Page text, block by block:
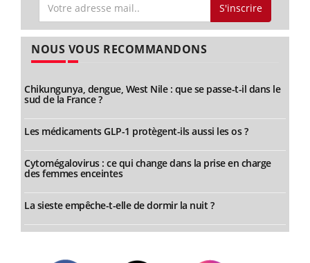
S'inscrire
NOUS VOUS RECOMMANDONS
Chikungunya, dengue, West Nile : que se passe-t-il dans le
sud de la France ?
Les médicaments GLP-1 protègent-ils aussi les os ?
Cytomégalovirus : ce qui change dans la prise en charge
des femmes enceintes
La sieste empêche-t-elle de dormir la nuit ?